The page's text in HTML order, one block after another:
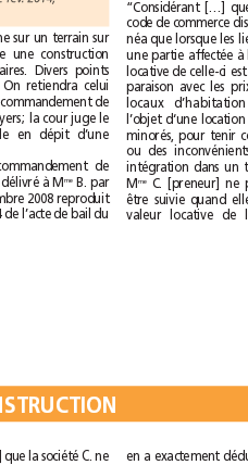
Un bail portait à l’origine sur un terrain sur
lequel avait été édifiée une construction
appartenant aux locataires. Divers points
opposaient les parties. On retiendra celui
relatif à la validité d’un commandement de
payer des arriérés de loyers; la cour juge le
commandement valable en dépit d’une
“Considérant que le commandement de
payer les loyers arriérés délivré à M me
B. par
les époux M. le 17décembre 2008 reproduit
intégralement la page4 de l’acte de bail du
M me
[…]que la société C. ne
S
ST
TR
R U
U C
CT
TII O
O N
N